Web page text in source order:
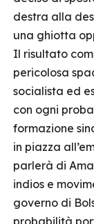
destra alla
una ghiotta
Il risultato
pericolosa
socialista ed
con ogni
formazione
in piazza
parlerà di
indios e
governo di
probabilità